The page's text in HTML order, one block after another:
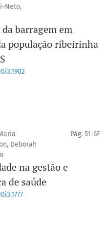
Neto,
barragem em
população ribeirinha
Deborah
Pág. 51-67
na gestão e
de saúde